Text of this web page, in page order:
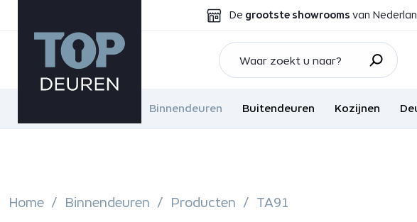
De grootste showrooms van
Binnendeuren Buitendeuren Kozijnen
Home Binnendeuren Producten TA91